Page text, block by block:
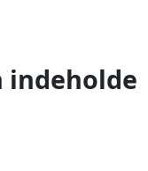
indeholde